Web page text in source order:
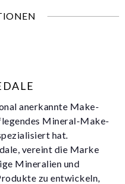
anerkannte Make-
Mineral-Make-
hat.
vereint die Marke
Mineralien und
zu entwickeln,